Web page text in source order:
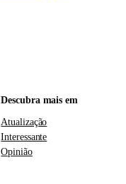
Descubra mais em
Atualização
Interessante
Opinião